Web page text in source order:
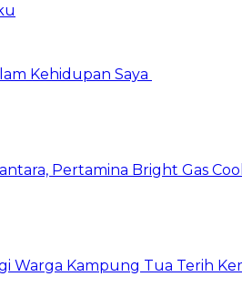
Kehidupan Saya
Pertamina Bright Gas
Warga Kampung Tua Terih